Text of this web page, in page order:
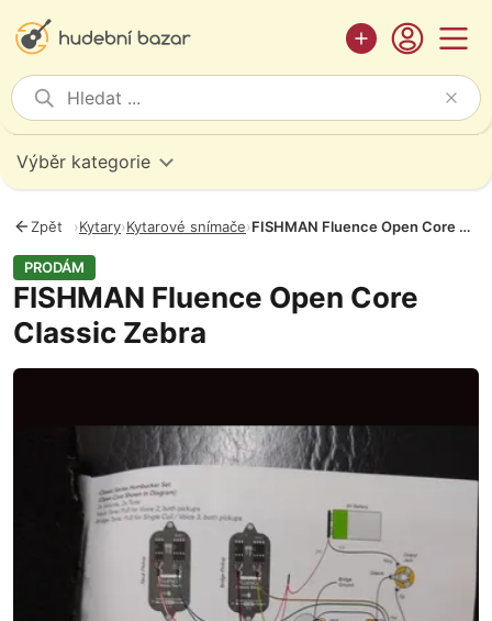
Výběr kategorie
Zpět ›Kytary›Kytarové snímače› FISHMAN Fluence Open Core Classic Zebra
PRODÁM
FISHMAN Fluence Open Core
Classic Zebra
Fotografie